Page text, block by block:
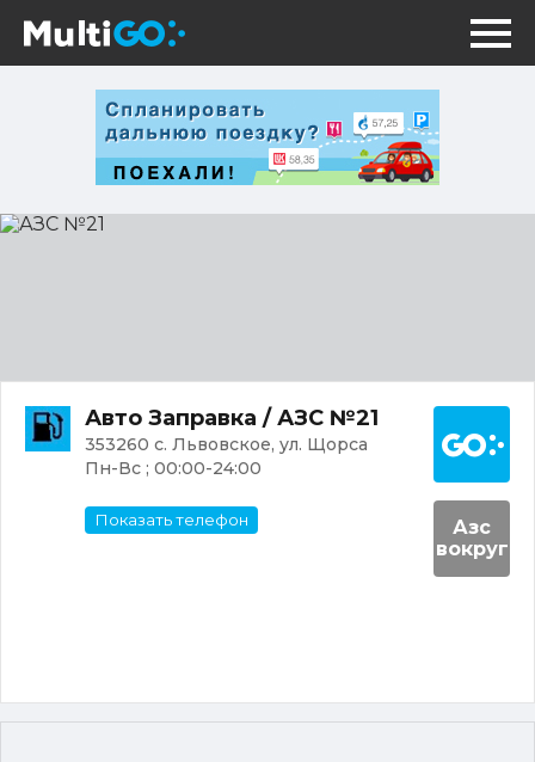
АЗС
Авто Заправка / АЗС №21
353260 с. Львовское, ул. Щорса
Пн-Вс ; 00:00-24:00
Показать телефон
Азс
вокруг